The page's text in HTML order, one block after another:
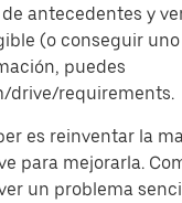
antecedentes y
(o conseguir
puedes
drive/requirements.
es reinventar la
para mejorarla.
un problema